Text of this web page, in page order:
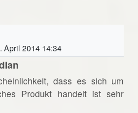
April 2014 14:34
dass es sich um
Produkt handelt ist sehr